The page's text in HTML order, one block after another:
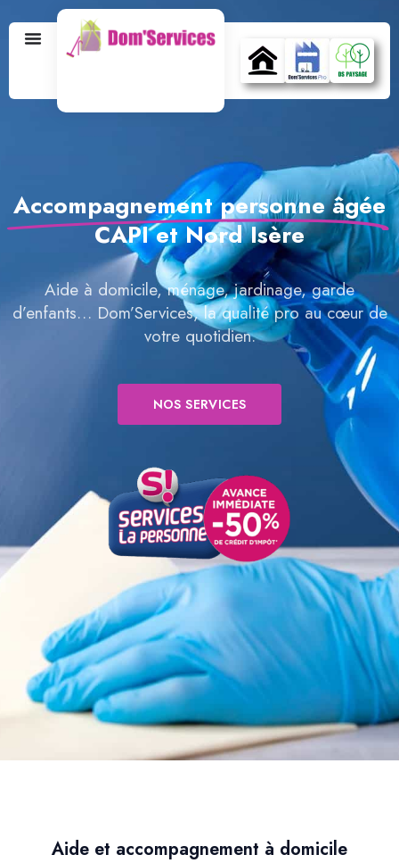
Accompagnement personne âgée
CAPI et Nord Isère
Aide à domicile, ménage, jardinage, garde
d’enfants… Dom’Services, la qualité pro au cœur de
votre quotidien.
NOS SERVICES
Aide et accompagnement à domicile